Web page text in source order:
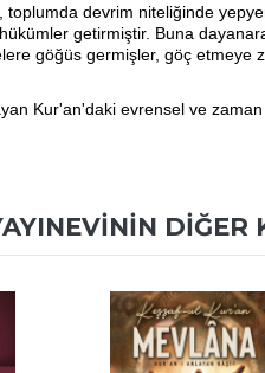
devrim niteliğinde
getirmiştir. Buna
göğüs germişler, göç etmeye
Kur'an'daki evrensel ve
DIĞER